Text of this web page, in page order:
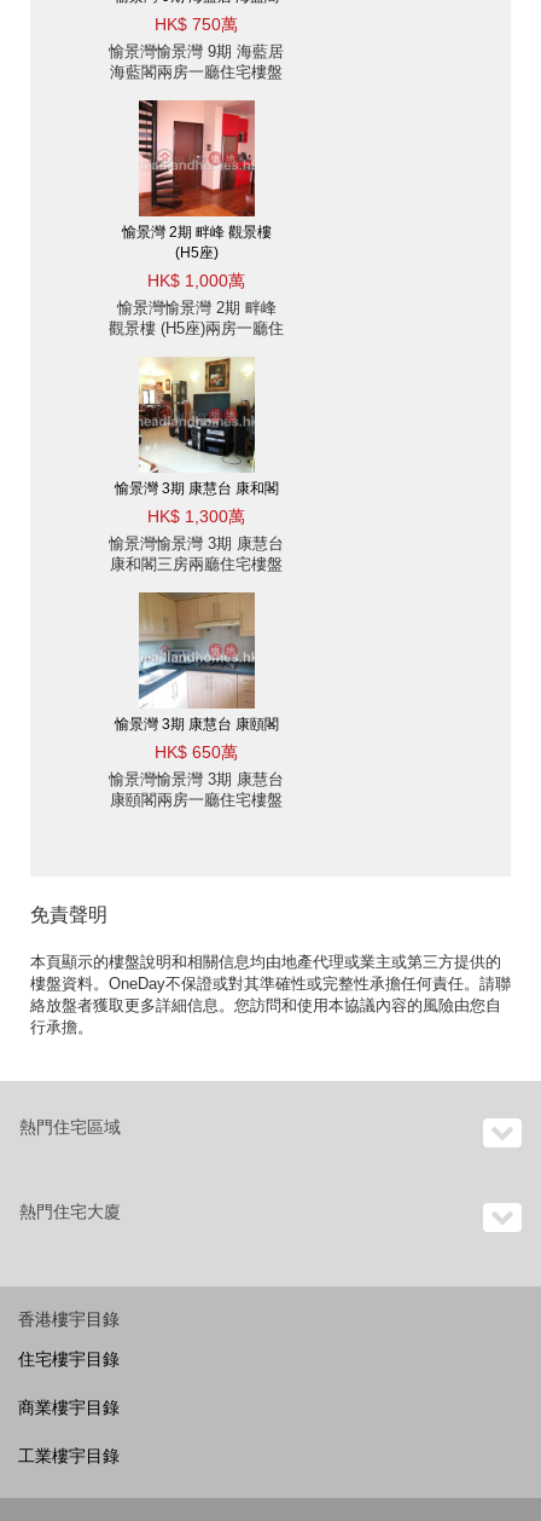
HK$ 750萬
愉景灣愉景灣 9期 海藍居
海藍閣兩房一廳住宅樓盤
愉景灣 2期 畔峰 觀景樓
(H5座)
HK$ 1,000萬
愉景灣愉景灣 2期 畔峰
觀景樓 (H5座)兩房一廳住
愉景灣 3期 康慧台 康和閣
HK$ 1,300萬
愉景灣愉景灣 3期 康慧台
康和閣三房兩廳住宅樓盤
愉景灣 3期 康慧台 康頤閣
HK$ 650萬
愉景灣愉景灣 3期 康慧台
康頤閣兩房一廳住宅樓盤
免責聲明
本頁顯示的樓盤說明和相關信息均由地產代理或業主或第三方提供的
樓盤資料。OneDay不保證或對其準確性或完整性承擔任何責任。請聯
絡放盤者獲取更多詳細信息。您訪問和使用本協議內容的風險由您自
行承擔。
熱門住宅區域
熱門住宅大廈
香港樓宇目錄
住宅樓宇目錄
商業樓宇目錄
工業樓宇目錄